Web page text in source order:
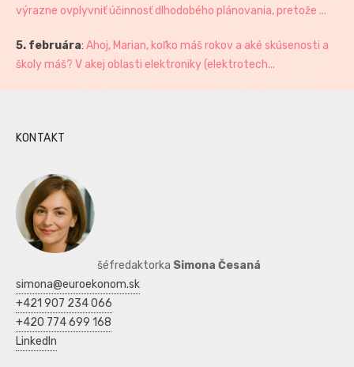
výrazne ovplyvniť účinnosť dlhodobého plánovania, pretože ...
5. februára: Ahoj, Marian, koľko máš rokov a aké skúsenosti a
školy máš? V akej oblasti elektroniky (elektrotech...
KONTAKT
šéfredaktorka Simona Česaná
simona@euroekonom.sk
+421 907 234 066
+420 774 699 168
LinkedIn